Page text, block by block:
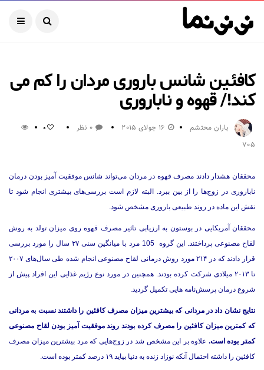
کافئین شانس باروری مردان را کم می
کند!/ قهوه و ناباروری
باران محتشم 16 جولای 2015 0 نظر 0
705
محققان هشدار دادند مصرف قهوه در مردان می‌تواند شانس موفقیت آمیز بودن درمان
ناباروری در زوج‌ها را از بین ببرد. البته لازم است بررسی‌های بیشتری انجام شود تا
نقش این ماده در روند طبیعی باروری مشخص شود.
محققان آمریکایی در بوستون به ارزیابی تاثیر مصرف قهوه روی میزان تولد به روش
لقاح مصنوعی پرداختند. این گروه 105 مرد با میانگین سنی ۳۷ سال را مورد بررسی
قرار دادند که در ۲۱۴ مورد روش درمانی لقاح مصنوعی انجام شده طی سال‌های ۲۰۰۷
تا ۲۰۱۳ میلادی شرکت کرده بودند. همچنین در مورد نوع رژیم غذایی این افراد پیش از
شروع درمان پرسش‌نامه هایی تکمیل گردید.
نتایج نشان داد در مردانی که بیشترین میزان مصرف کافئین را داشتند نسبت به مردانی
که کمترین میزان کافئین را مصرف کرده بودند روند موفقیت آمیز بودن لقاح مصنوعی
کمتر بوده است. علاوه بر این مشخص شد در زوج‌هایی که مرد بیشترین میزان مصرف
کافئین را داشته احتمال آنکه نوزاد زنده به دنیا بیاید ۱۹ درصد کمتر بوده است.